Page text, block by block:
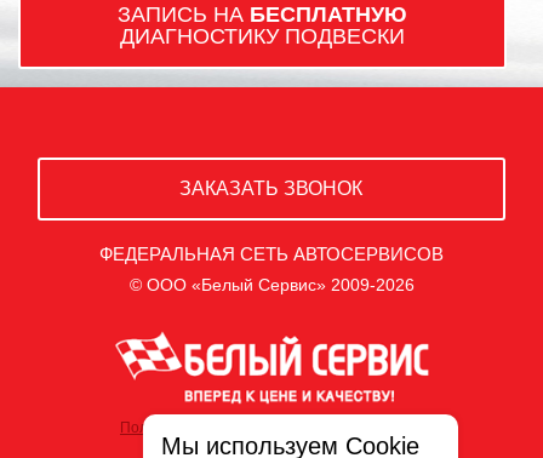
ЗАПИСЬ НА БЕСПЛАТНУЮ
ДИАГНОСТИКУ ПОДВЕСКИ
ЗАКАЗАТЬ ЗВОНОК
ФЕДЕРАЛЬНАЯ СЕТЬ АВТОСЕРВИСОВ
© ООО «Белый Сервис» 2009-2026
Политика обработки персональных данных
Мы используем Cookie